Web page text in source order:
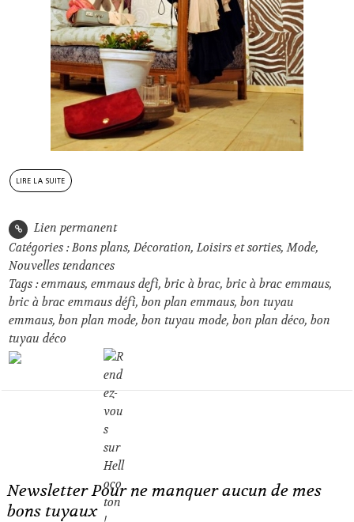
lire la suite
Lien permanent
Catégories :Bons plans,Décoration,Loisirs et sorties,Mode,
Nouvelles tendances
Tags :emmaus,emmaus defi,bric à brac,bric à brac emmaus,
bric à brac emmaus défi,bon plan emmaus,bon tuyau
emmaus,bon plan mode,bon tuyau mode,bon plan déco,bon
tuyau déco
Newsletter Pour ne manquer aucun de mes
bons tuyaux